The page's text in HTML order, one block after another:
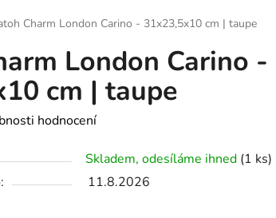
Charm London Carino - 31x23,5x10 cm | taupe
London Carino -
cm | taupe
hodnocení
Skladem, odesíláme ihned (1 ks)
11.8.2026